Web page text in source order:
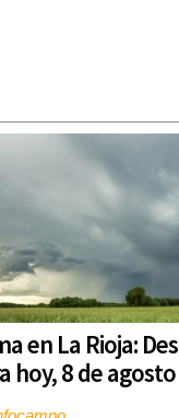
en La Rioja:
hoy, 8 de agosto